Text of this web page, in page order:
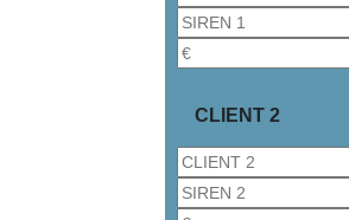
CLIENT 2